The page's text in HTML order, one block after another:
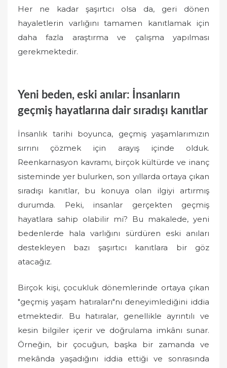
Her ne kadar şaşırtıcı olsa da, geri dönen
hayaletlerin varlığını tamamen kanıtlamak için
daha fazla araştırma ve çalışma yapılması
gerekmektedir.
Yeni beden, eski anılar: İnsanların
geçmiş hayatlarına dair sıradışı kanıtlar
İnsanlık tarihi boyunca, geçmiş yaşamlarımızın
sırrını çözmek için arayış içinde olduk.
Reenkarnasyon kavramı, birçok kültürde ve inanç
sisteminde yer bulurken, son yıllarda ortaya çıkan
sıradışı kanıtlar, bu konuya olan ilgiyi artırmış
durumda. Peki, insanlar gerçekten geçmiş
hayatlara sahip olabilir mi? Bu makalede, yeni
bedenlerde hala varlığını sürdüren eski anıları
destekleyen bazı şaşırtıcı kanıtlara bir göz
atacağız.
Birçok kişi, çocukluk dönemlerinde ortaya çıkan
"geçmiş yaşam hatıraları"nı deneyimlediğini iddia
etmektedir. Bu hatıralar, genellikle ayrıntılı ve
kesin bilgiler içerir ve doğrulama imkânı sunar.
Örneğin, bir çocuğun, başka bir zamanda ve
mekânda yaşadığını iddia ettiği ve sonrasında